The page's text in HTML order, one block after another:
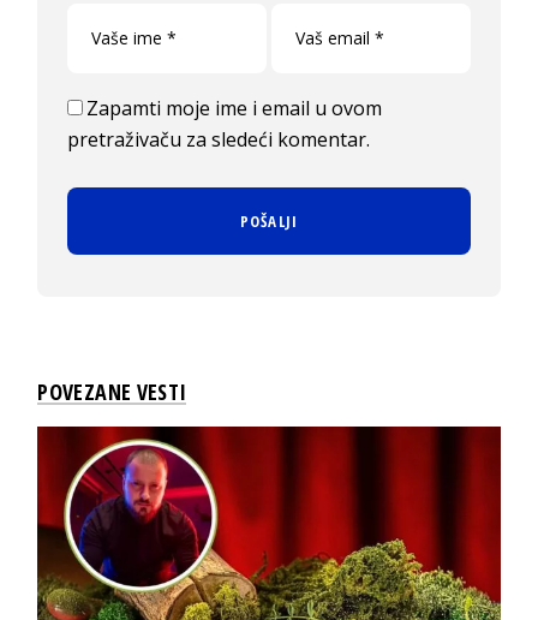
Zapamti moje ime i email u ovom
pretraživaču za sledeći komentar.
POVEZANE VESTI